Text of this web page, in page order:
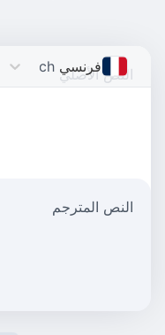
فرنسي French
النص المترجم